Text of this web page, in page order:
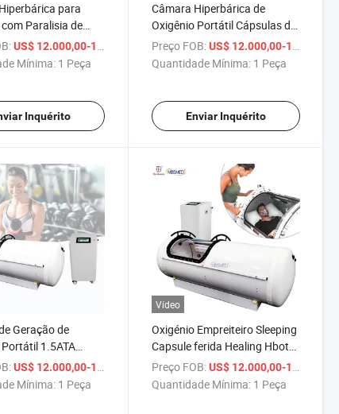
para
Paralisia de
de Oxigênio
US$ 12.000,00-12.800,00
/ Peça
Mínima: 1 Peça
Inquérito
Câmara Hiperbárica de
Oxigênio Portátil Cápsulas de
Alta Pressão Terapia de
Oxigênio Dura Hbot Mole
Preço FOB: US$ 12.000,00-12.800,00
Quantidade Mínima: 1 Peça
Enviar Inquérito
Geração de
1.5ATA
de
de Paralisia Hbot
US$ 12.000,00-12.800,00
/ Peça
Mínima: 1 Peça
Vídeo
Oxigénio Empreiteiro Sleeping
Capsule ferida Healing Hbot
Hard Shell hiperbárica
Câmara 2.0 ATA
Preço FOB: US$ 12.000,00-12.800,00
Quantidade Mínima: 1 Peça